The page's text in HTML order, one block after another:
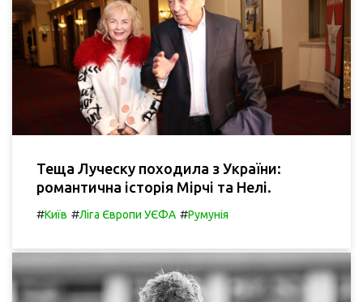
Теща Луческу походила з України:
романтична історія Мірчі та Нелі.
#Київ #Ліга Європи УЄФА #Румунія